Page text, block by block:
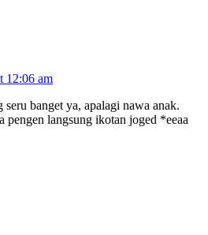
12:06 am
banget ya, apalagi nawa anak.
pengen langsung ikotan joged *eeaa